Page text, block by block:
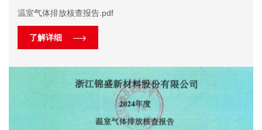
温室气体排放核查报告.pdf
了解详细